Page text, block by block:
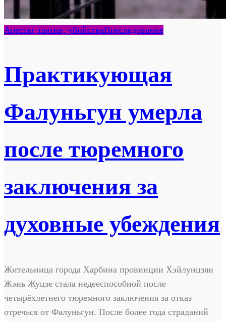
Аресты, пытки, убийстваПреследование
Практикующая
Фалуньгун умерла
после тюремного
заключения за
духовные убеждения
Жительница города Харбина провинции Хэйлунцзян
Жэнь Жуцзе стала недееспособной после
четырёхлетнего тюремного заключения за отказ
отречься от Фалуньгун. После более года страданий